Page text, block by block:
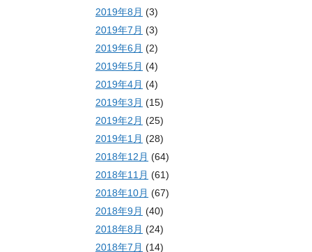
2019年8月 (3)
2019年7月 (3)
2019年6月 (2)
2019年5月 (4)
2019年4月 (4)
2019年3月 (15)
2019年2月 (25)
2019年1月 (28)
2018年12月 (64)
2018年11月 (61)
2018年10月 (67)
2018年9月 (40)
2018年8月 (24)
2018年7月 (14)